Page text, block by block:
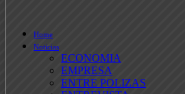
Home
Noticias
ECONOMIA
EMPRESA
ENTRE POLIZAS